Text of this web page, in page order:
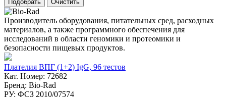
Производитель оборудования, питательных сред, расходных
материалов, а также программного обеспечения для
исследований в области геномики и протеомики и
безопасности пищевых продуктов.
Плателия ВПГ (1+2) IgG, 96 тестов
Кат. Номер: 72682
Бренд: Bio-Rad
РУ: ФСЗ 2010/07574